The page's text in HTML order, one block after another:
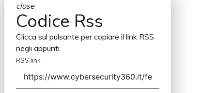
close
Codice Rss
Clicca sul pulsante per copiare il link RSS
negli appunti.
RSS link